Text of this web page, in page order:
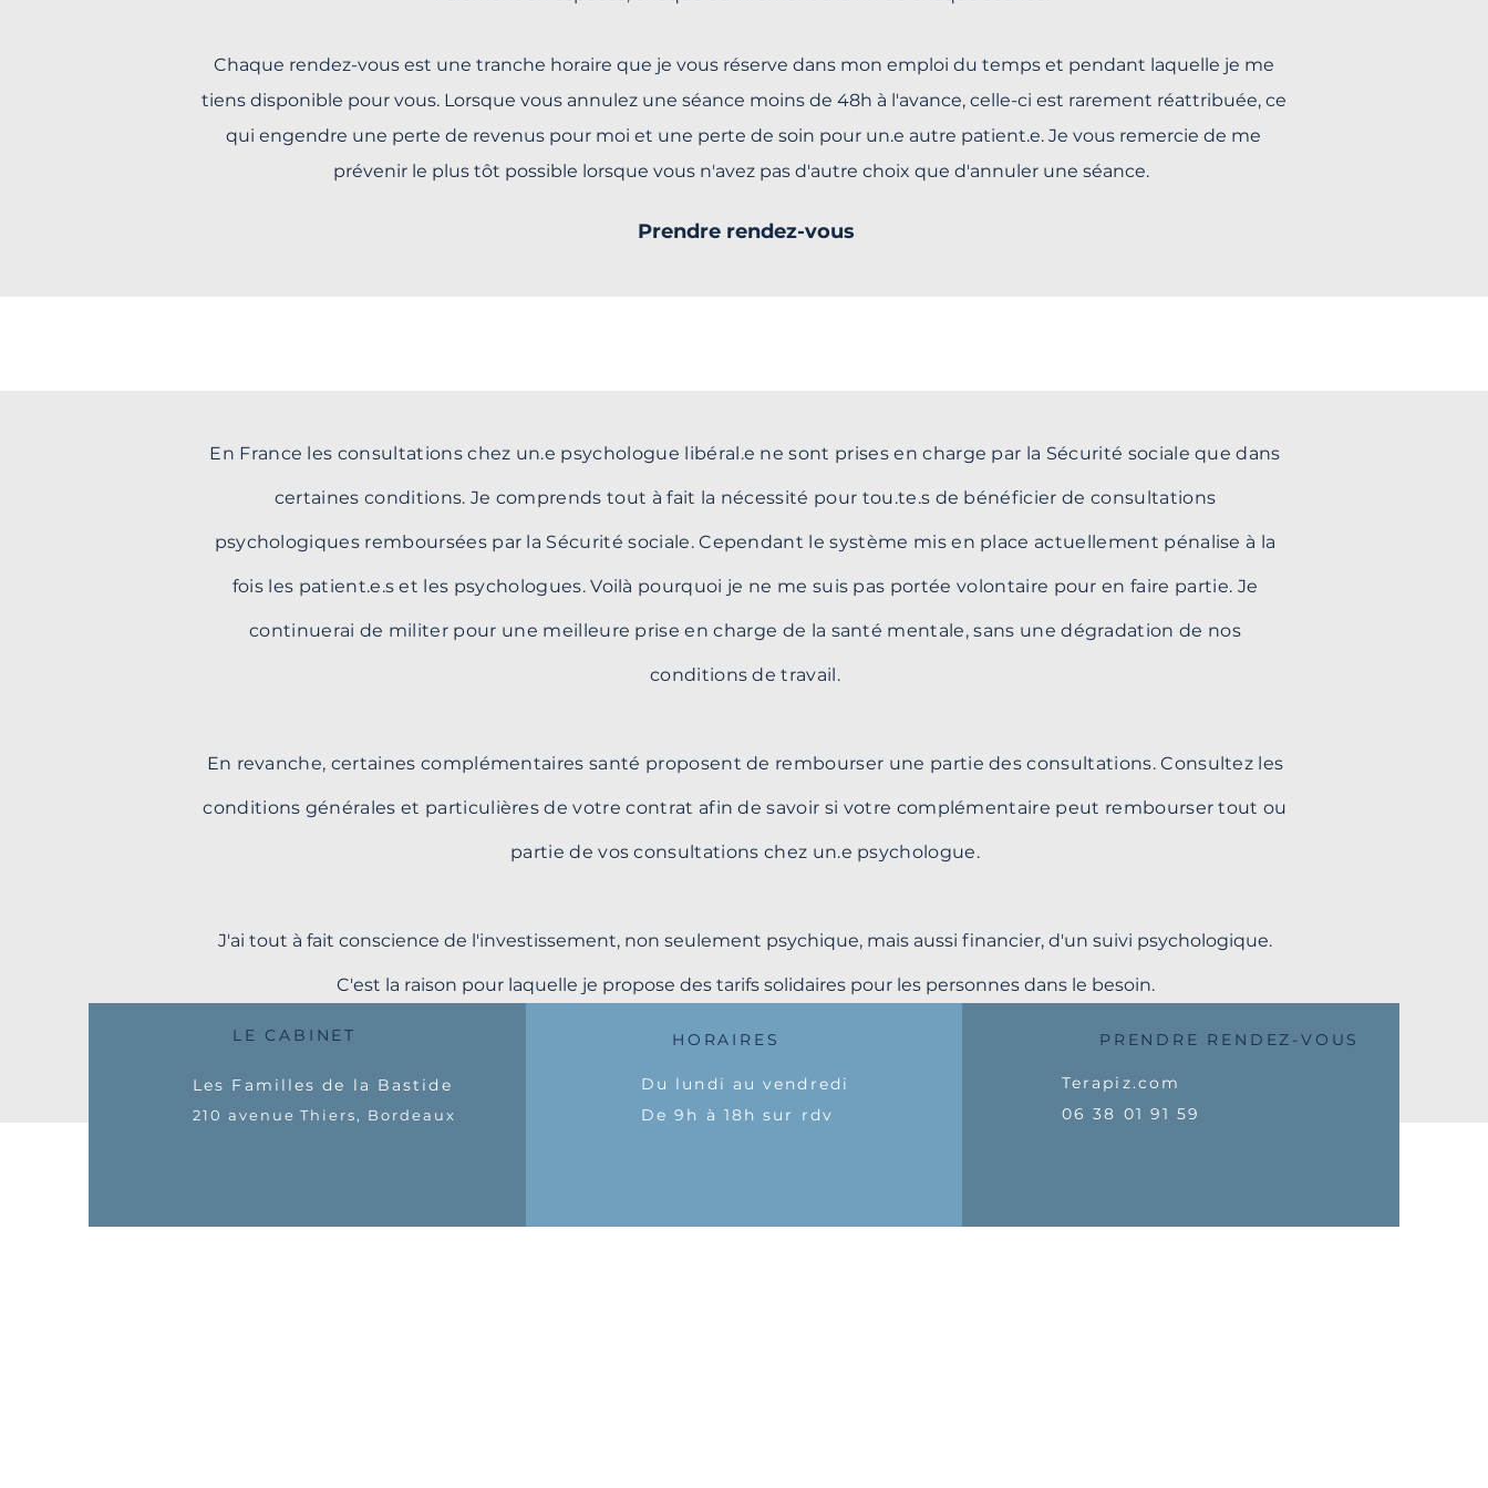
Chaque rendez-vous est une tranche horaire que je vous réserve dans mon emploi du temps et pendant laquelle je me
tiens disponible pour vous. Lorsque vous annulez une séance moins de 48h à l'avance, celle-ci est rarement réattribuée, ce
qui engendre une perte de revenus pour moi et une perte de soin pour un.e autre patient.e. Je vous remercie de me
prévenir le plus tôt possible lorsque vous n'avez pas d'autre choix que d'annuler une séance.
Prendre rendez-vous
En France les consultations chez un.e psychologue libéral.e ne sont prises en charge par la Sécurité sociale que dans
certaines conditions. Je comprends tout à fait la nécessité pour tou.te.s de bénéficier de consultations
psychologiques remboursées par la Sécurité sociale. Cependant le système mis en place actuellement pénalise à la
fois les patient.e.s et les psychologues. Voilà pourquoi je ne me suis pas portée volontaire pour en faire partie. Je
continuerai de militer pour une meilleure prise en charge de la santé mentale, sans une dégradation de nos
conditions de travail.
En revanche, certaines complémentaires santé proposent de rembourser une partie des consultations. Consultez les
conditions générales et particulières de votre contrat afin de savoir si votre complémentaire peut rembourser tout ou
partie de vos consultations chez un.e psychologue.
J'ai tout à fait conscience de l'investissement, non seulement psychique, mais aussi financier, d'un suivi psychologique.
C'est la raison pour laquelle je propose des tarifs solidaires pour les personnes dans le besoin.
LE CABINET
Les Familles de la Bastide
210 avenue Thiers, Bordeaux
HORAIRES
Du lundi au vendredi
De 9h à 18h sur rdv
PRENDRE RENDEZ-VOUS
Terapiz.com
06 38 01 91 59